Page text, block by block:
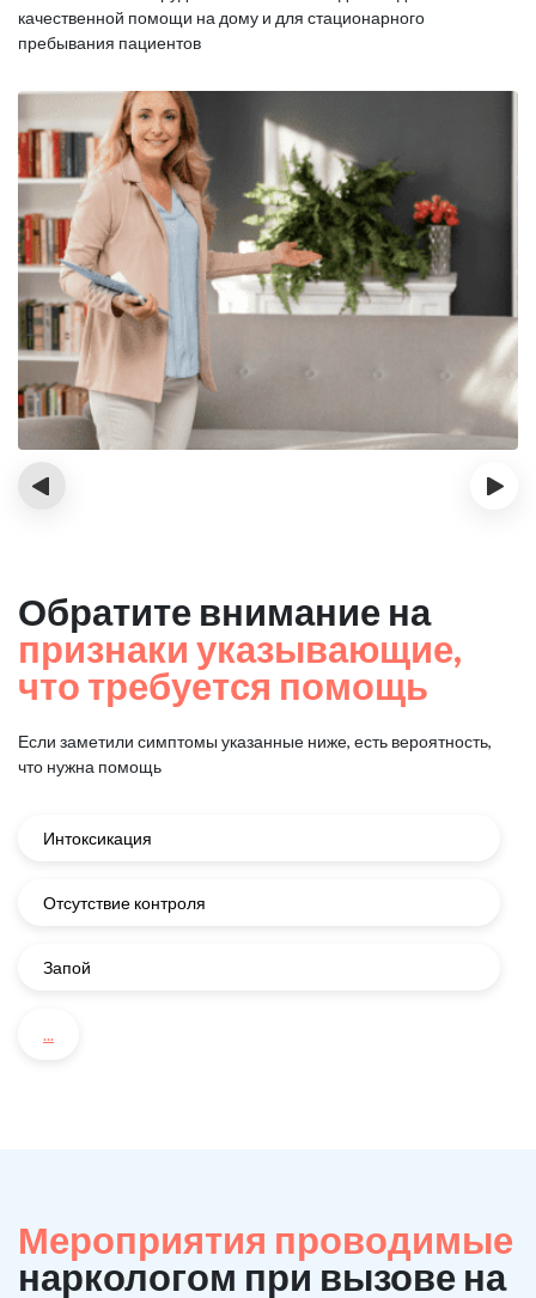
качественной помощи на дому и для стационарного
пребывания пациентов
‹ ›
Обратите внимание на
признаки указывающие,
что требуется помощь
Если заметили симптомы указанные ниже, есть вероятность,
что нужна помощь
Интоксикация
Отсутствие контроля
Запой
...
Мероприятия проводимые
наркологом при вызове на